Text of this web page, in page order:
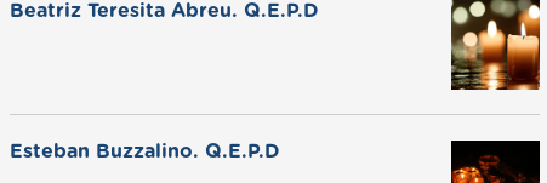
Beatriz Teresita Abreu. Q.E.P.D
Esteban Buzzalino. Q.E.P.D